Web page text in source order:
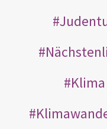
Klima